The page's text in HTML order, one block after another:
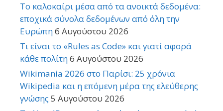
Το καλοκαίρι μέσα από τα ανοικτά δεδομένα:
εποχικά σύνολα δεδομένων από όλη την
Ευρώπη6 Αυγούστου 2026
Τι είναι το «Rules as Code» και γιατί αφορά
κάθε πολίτη6 Αυγούστου 2026
Wikimania 2026 στο Παρίσι: 25 χρόνια
Wikipedia και η επόμενη μέρα της ελεύθερης
γνώσης 5 Αυγούστου 2026